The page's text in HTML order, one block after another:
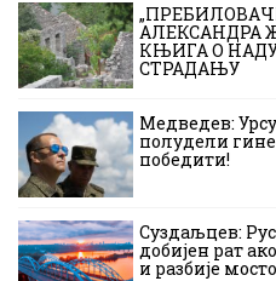
АЛЕКСАНДРА
КЊИГА О
СТРАДАЊУ
Медведев:
полудели
победити!
Суздаљцев:
добијен рат
и разбије